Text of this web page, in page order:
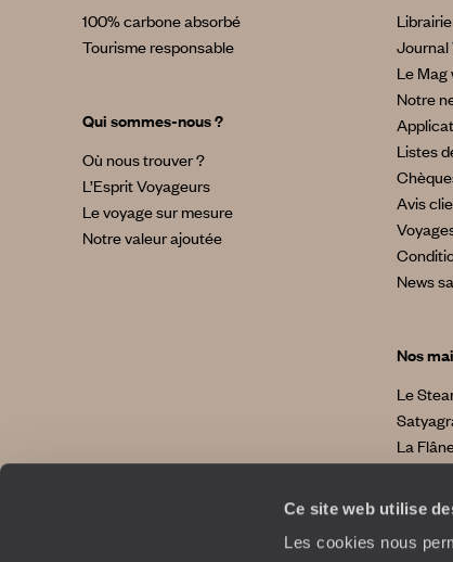
Ce site web utilise
Les cookies nous
100% carbone absorbé
Tourisme responsable
Qui sommes-nous ?
Où nous trouver ?
L’Esprit Voyageurs
Le voyage sur mesure
Notre valeur ajoutée
Journal
Le Mag
Notre
Listes
Avis
News
Nos
Le
La
La Villa